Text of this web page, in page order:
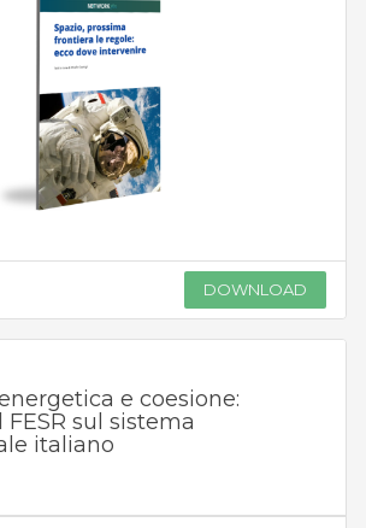
DOWNLOAD
e coesione:
sul sistema
italiano